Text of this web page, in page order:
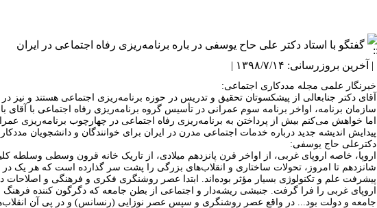
گفتگو با استاد دکتر علی حاح یوسفی در باره برنامه‌ریزی رفاه اجتماعی در ایران
| آخرین بروزرسانی: ۱۳۹۸/۷/۱۴ |
خبرنگار علمی مجله مددکاری اجتماعی:
آقای دکتر جنابعالی از پیشکسوتان تحقیق و تدریس در حوزه برنامه‌‌ریزی اجتماعی هستند و نیز
سازمان برنامه، اواخر برنامه سوم عمرانی در تأسیس گروه برنامه‌ریزی رفاه اجتماعی با
اما خواهش می‌کنم بیش از پرداختن به برنامه‌ریزی رفاه اجتماعی در چهارچوب برنامه‌ریزی
پیدایش اندیشه جدید درباره خدمات اجتماعی مدرن در ایران برای خوانندگان و دانشجویان
دکترعلی حاج یوسفی:
اروپا، خاصه اروپای غربی، از اواخر قرن پانزدهم میلادی، از تاریک خانه قرون وسطی وسلطه
شانزدهم تا امروز، تحولات ساختاری و انقلاب‌های بزرگی را پشت سر گذارده است که هر یک
پیشرفت علم و تکنولوژی بسیار مؤثر بوده‌اند. ابتدا عصر روشنگری فکری و فرهنگی و اصلاحات
اروپای غربی را فرا گرفت. جنبشی ریشه‌دار و اجتماعی از بطن جامعه که دگرگون کننده فرهنگ
جامعه و دولت بود... در واقع عصر روشنگری و سپس عصر نوزایی (رنسانس) و در پی آن